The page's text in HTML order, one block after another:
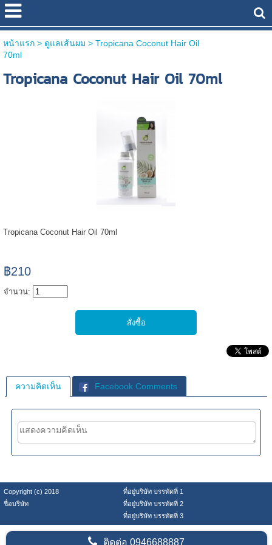
หน้าแรก> ดูแลเส้นผม > Tropicana Coconut Hair Oil
70ml
Tropicana Coconut Hair Oil 70ml
Tropicana Coconut Hair Oil 70ml
฿210
จำนวน:
ความคิดเห็น Facebook Comments
Copyright (c) 2018
ที่อยู่บริษัท บรรทัดที่ 1
ชื่อบริษัท
ที่อยู่บริษัท บรรทัดที่ 2
ที่อยู่บริษัท บรรทัดที่ 3
ติดต่อ0946688887